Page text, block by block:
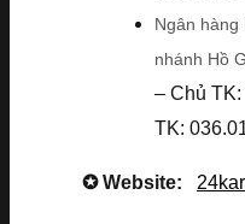
Ngân hàng
nhánh Hồ
– Chủ
TK:
✪ Website: